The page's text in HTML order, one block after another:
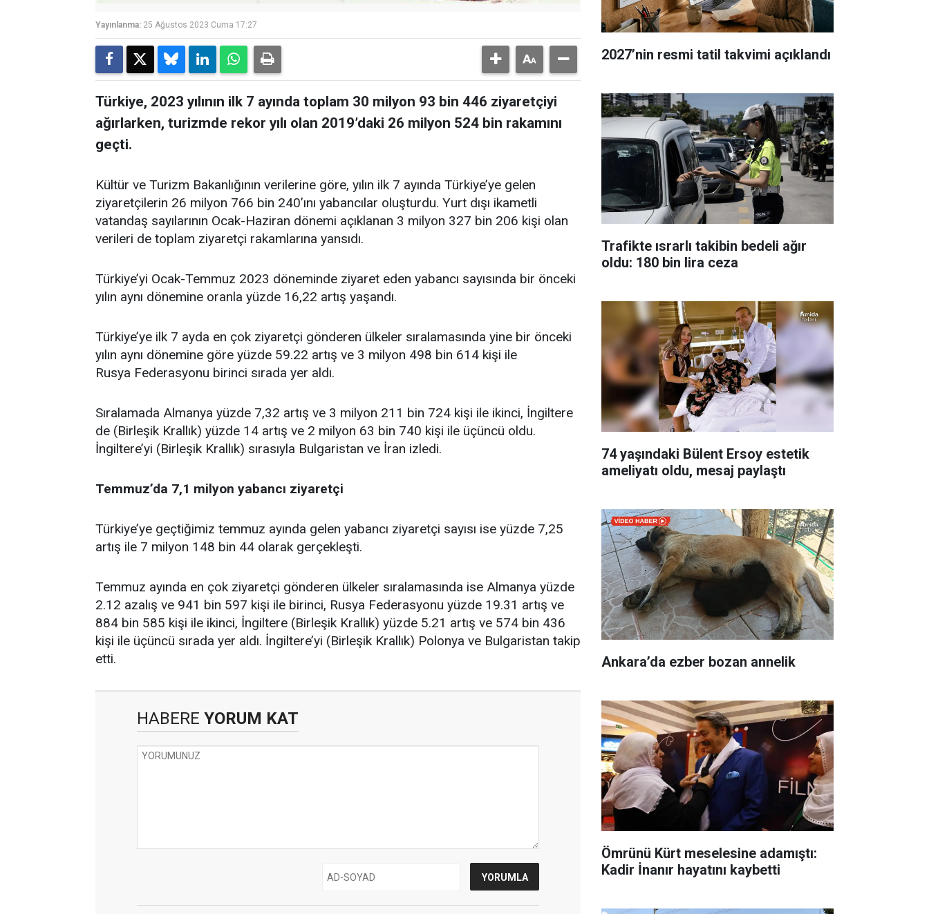
Yayınlanma: 25 Ağustos 2023 Cuma 17:27
Türkiye, 2023 yılının ilk 7 ayında toplam 30 milyon 93 bin 446 ziyaretçiyi
ağırlarken, turizmde rekor yılı olan 2019’daki 26 milyon 524 bin rakamını
geçti.
Kültür ve Turizm Bakanlığının verilerine göre, yılın ilk 7 ayında Türkiye’ye gelen
ziyaretçilerin 26 milyon 766 bin 240’ını yabancılar oluşturdu. Yurt dışı ikametli
vatandaş sayılarının Ocak-Haziran dönemi açıklanan 3 milyon 327 bin 206 kişi olan
verileri de toplam ziyaretçi rakamlarına yansıdı.
Türkiye’yi Ocak-Temmuz 2023 döneminde ziyaret eden yabancı sayısında bir önceki
yılın aynı dönemine oranla yüzde 16,22 artış yaşandı.
Türkiye’ye ilk 7 ayda en çok ziyaretçi gönderen ülkeler sıralamasında yine bir önceki
yılın aynı dönemine göre yüzde 59.22 artış ve 3 milyon 498 bin 614 kişi ile
Rusya Federasyonu birinci sırada yer aldı.
Sıralamada Almanya yüzde 7,32 artış ve 3 milyon 211 bin 724 kişi ile ikinci, İngiltere
de (Birleşik Krallık) yüzde 14 artış ve 2 milyon 63 bin 740 kişi ile üçüncü oldu.
İngiltere’yi (Birleşik Krallık) sırasıyla Bulgaristan ve İran izledi.
Temmuz’da 7,1 milyon yabancı ziyaretçi
Türkiye’ye geçtiğimiz temmuz ayında gelen yabancı ziyaretçi sayısı ise yüzde 7,25
artış ile 7 milyon 148 bin 44 olarak gerçekleşti.
Temmuz ayında en çok ziyaretçi gönderen ülkeler sıralamasında ise Almanya yüzde
2.12 azalış ve 941 bin 597 kişi ile birinci, Rusya Federasyonu yüzde 19.31 artış ve
884 bin 585 kişi ile ikinci, İngiltere (Birleşik Krallık) yüzde 5.21 artış ve 574 bin 436
kişi ile üçüncü sırada yer aldı. İngiltere’yi (Birleşik Krallık) Polonya ve Bulgaristan takip
etti.
HABERE YORUM KAT
2027’nin resmi tatil takvimi açıklandı
Trafikte ısrarlı takibin bedeli ağır
oldu: 180 bin lira ceza
74 yaşındaki Bülent Ersoy estetik
ameliyatı oldu, mesaj paylaştı
Ankara’da ezber bozan annelik
Ömrünü Kürt meselesine adamıştı:
Kadir İnanır hayatını kaybetti